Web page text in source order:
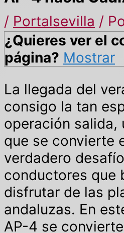
/ Portalsevilla /
¿Quieres ver el
página? Mostrar
La llegada del
consigo la tan
operación salida,
que se convierte
verdadero
conductores que
disfrutar de las
andaluzas. En
AP-4 se